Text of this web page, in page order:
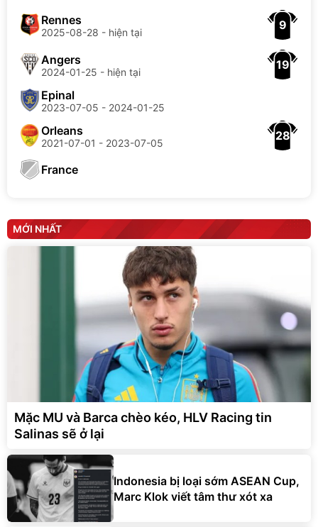
Rennes
2025-08-28 - hiện tại
9
Angers
2024-01-25 - hiện tại
19
Epinal
2023-07-05 - 2024-01-25
Orleans
2021-07-01 - 2023-07-05
28
France
MỚI NHẤT
Mặc MU và Barca chèo kéo, HLV Racing tin
Salinas sẽ ở lại
Indonesia bị loại sớm ASEAN Cup,
Marc Klok viết tâm thư xót xa